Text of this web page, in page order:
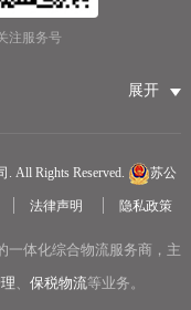
注服务号
展开
务公司
三方仓储
运
All Rights Reserved. 苏公
法律声明 隐私政策
一体化综合物流服务商，主
保税物流等业务。